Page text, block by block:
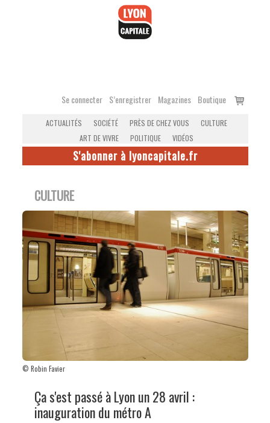
Se connecter S’enregistrer Magazines Boutique
Voir
ACTUALITÉS SOCIÉTÉ PRÈS DE CHEZ VOUS
CULTURE
ART DE VIVRE
POLITIQUE VIDÉOS
S'abonner à lyoncapitale.fr
CULTURE
© Robin Favier
Ça s'est passé à Lyon un 28 avril :
inauguration du métro A